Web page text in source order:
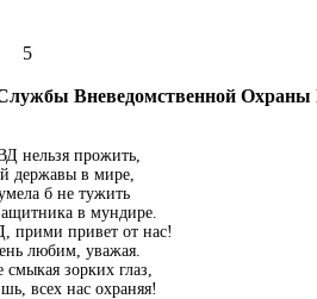
5
Вневедомственной
нельзя прожить,
державы в мире,
б не тужить
в мундире.
прими привет от нас!
любим, уважая.
смыкая зорких глаз,
всех нас охраняя!